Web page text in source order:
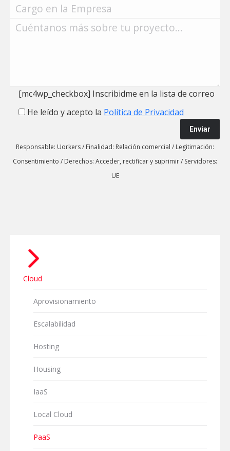
[mc4wp_checkbox] Inscribidme en la lista de correo
He leído y acepto la Política de Privacidad
Responsable: Uorkers/ Finalidad: Relación comercial / Legitimación:
Consentimiento / Derechos: Acceder, rectificar y suprimir/ Servidores:
UE
Cloud
Aprovisionamiento
Escalabilidad
Hosting
Housing
IaaS
Local Cloud
PaaS